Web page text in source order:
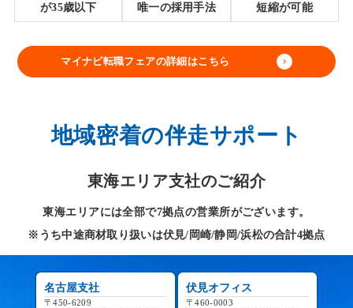
が35歳以下
唯一の採用手法
短縮が可能
マイナビ転職フェアの詳細はこちら keyboard_arrow_right
地域密着の伴走サポート
東海エリア支社のご紹介
東海エリアには全部で7拠点の営業所がございます。
※うち中途商材取り扱いは伏見/岡崎/静岡/浜松の合計4拠点
名古屋支社
〒450-6209
伏見オフィス
〒460-0003